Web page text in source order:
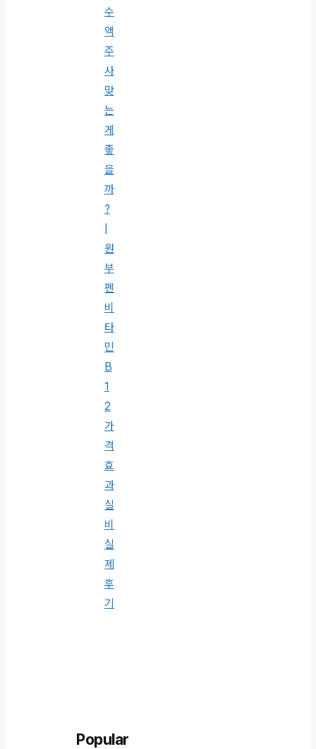
수
액
주
사
맞
는
게
좋
을
까
?
원
부
펜
비
타
민
B
1
2
가
격
효
과
실
비
실
제
후
기
Popular